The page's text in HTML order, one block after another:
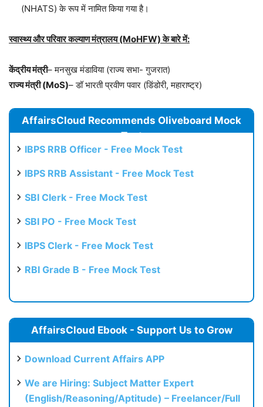
(NHATS) के रूप में नामित किया गया है।
स्वास्थ्य और परिवार कल्याण मंत्रालय (MoHFW) के बारे में:
केंद्रीय मंत्री– मनसुख मंडाविया (राज्य सभा- गुजरात)
राज्य मंत्री (MoS)– डॉ भारती प्रवीण पवार (डिंडोरी, महाराष्ट्र)
AffairsCloud Recommends Oliveboard Mock
Test
IBPS RRB Officer - Free Mock Test
IBPS RRB Assistant - Free Mock Test
SBI Clerk - Free Mock Test
SBI PO - Free Mock Test
IBPS Clerk - Free Mock Test
RBI Grade B - Free Mock Test
AffairsCloud Ebook - Support Us to Grow
Download Current Affairs APP
We are Hiring: Subject Matter Expert
(English/Reasoning/Aptitude) – Freelancer/Full